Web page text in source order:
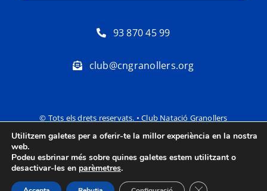
93 870 45 99
club@cngranollers.org
© Tots els drets reservats. • Club Natació Granollers
Política de privacitat Avís Legal
Utilitzem galetes per a oferir-te la millor experiència en la nostra
web.
Podeu esbrinar més sobre quines galetes estem utilitzant o
desactivar-les en parèmetres.
Tanca el bàner de